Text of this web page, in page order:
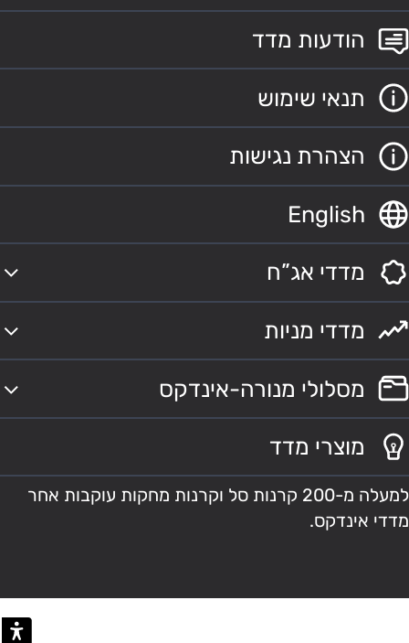
הודעות מדד
תנאי שימוש
הצהרת נגישות
English
מדדי אג”ח
מדדי מניות
מסלולי מנורה-אינדקס
מוצרי מדד
למעלה מ-200 קרנות סל וקרנות מחקות עוקבות אחר
מדדי אינדקס.